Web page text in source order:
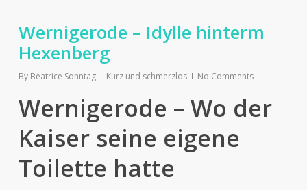
Wernigerode – Idylle hinterm
Hexenberg
By Beatrice Sonntag Kurz und schmerzlos No Comments
Wernigerode – Wo der
Kaiser seine eigene
Toilette hatte